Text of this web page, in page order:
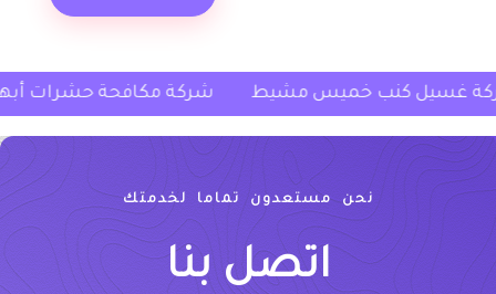
مشيط شركة غسيل كنب خميس مشيط شركة
نحن مستعدون تماما لخدمتك
اتصل بنا